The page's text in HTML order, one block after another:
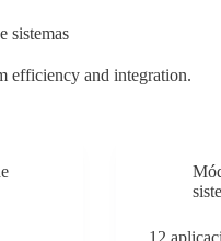
sistemas
efficiency and integration.
12